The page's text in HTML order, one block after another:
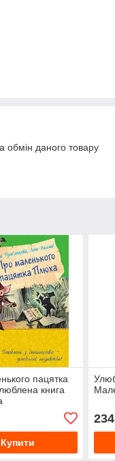
обмін даного товару
пацятка
книга
Купити
234